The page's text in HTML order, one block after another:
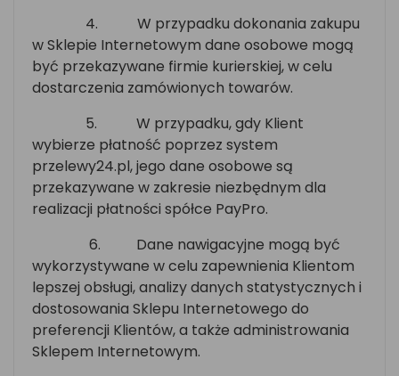
4.
W przypadku dokonania zakupu
w Sklepie Internetowym dane osobowe mogą
być przekazywane firmie kurierskiej, w celu
dostarczenia zamówionych towarów.
5.
W przypadku, gdy Klient
wybierze płatność poprzez system
przelewy24.pl, jego dane osobowe są
przekazywane w zakresie niezbędnym dla
realizacji płatności spółce PayPro.
6.
Dane nawigacyjne mogą być
wykorzystywane w celu zapewnienia Klientom
lepszej obsługi, analizy danych statystycznych i
dostosowania Sklepu Internetowego do
preferencji Klientów, a także administrowania
Sklepem Internetowym.